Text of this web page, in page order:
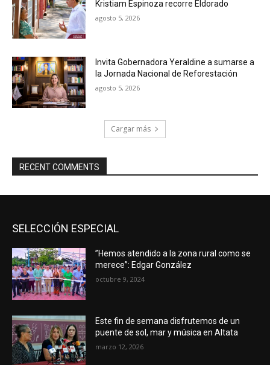
Kristiam Espinoza recorre Eldorado
agosto 5, 2026
Invita Gobernadora Yeraldine a sumarse a
la Jornada Nacional de Reforestación
agosto 5, 2026
Cargar más
RECENT COMMENTS
SELECCIÓN ESPECIAL
”Hemos atendido a la zona rural como se
merece”: Edgar González
octubre 9, 2024
Este fin de semana disfrutemos de un
puente de sol, mar y música en Altata
marzo 12, 2026